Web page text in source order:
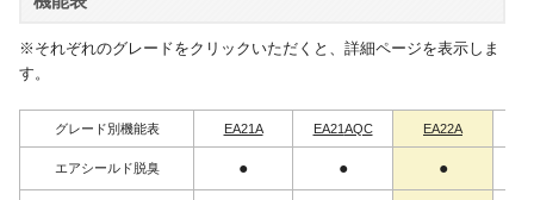
※それぞれのグレードをクリックいただくと、詳細ページを表示しま
す。
グレード別 機能表 EA21A EA21 AQC EA22A
エアシールド 脱臭 ● ● ●